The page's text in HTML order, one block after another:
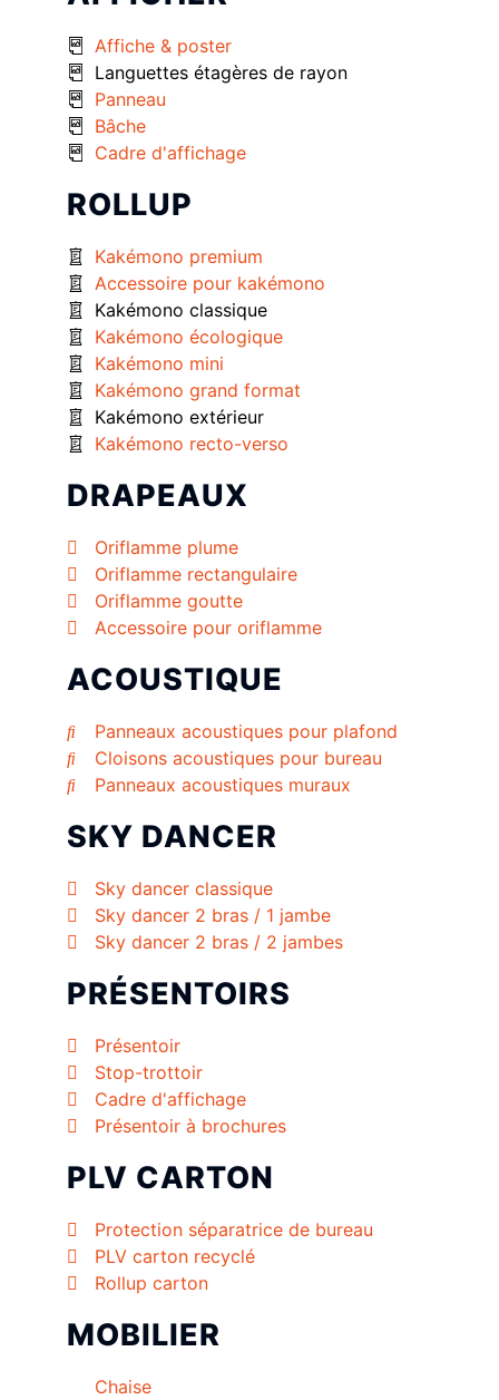
Affiche & poster
Languettes étagères de rayon
Panneau
Bâche
Cadre d'affichage
ROLLUP
Kakémono premium
Accessoire pour kakémono
Kakémono classique
Kakémono écologique
Kakémono mini
Kakémono grand format
Kakémono extérieur
Kakémono recto-verso
DRAPEAUX
Oriflamme plume
Oriflamme rectangulaire
Oriflamme goutte
Accessoire pour oriflamme
ACOUSTIQUE
Panneaux acoustiques pour plafond
Cloisons acoustiques pour bureau
Panneaux acoustiques muraux
SKY DANCER
Sky dancer classique
Sky dancer 2 bras / 1 jambe
Sky dancer 2 bras / 2 jambes
PRÉSENTOIRS
Présentoir
Stop-trottoir
Cadre d'affichage
Présentoir à brochures
PLV CARTON
Protection séparatrice de bureau
PLV carton recyclé
Rollup carton
MOBILIER
Chaise